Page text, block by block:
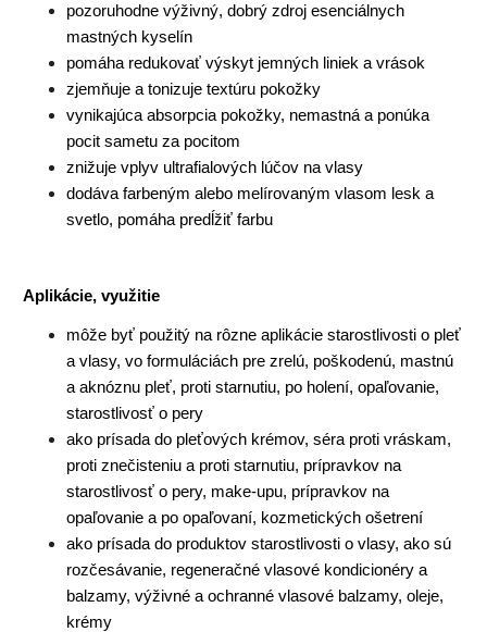
pozoruhodne výživný, dobrý zdroj esenciálnych
mastných kyselín
pomáha redukovať výskyt jemných liniek a vrások
zjemňuje a tonizuje textúru pokožky
vynikajúca absorpcia pokožky, nemastná a ponúka
pocit sametu za pocitom
znižuje vplyv ultrafialových lúčov na vlasy
dodáva farbeným alebo melírovaným vlasom lesk a
svetlo, pomáha predĺžiť farbu
Aplikácie, využitie
môže byť použitý na rôzne aplikácie starostlivosti o pleť
a vlasy, vo formuláciách pre zrelú, poškodenú, mastnú
a aknóznu pleť, proti starnutiu, po holení, opaľovanie,
starostlivosť o pery
ako prísada do pleťových krémov, séra proti vráskam,
proti znečisteniu a proti starnutiu, prípravkov na
starostlivosť o pery, make-upu, prípravkov na
opaľovanie a po opaľovaní, kozmetických ošetrení
ako prísada do produktov starostlivosti o vlasy, ako sú
rozčesávanie, regeneračné vlasové kondicionéry a
balzamy, výživné a ochranné vlasové balzamy, oleje,
krémy